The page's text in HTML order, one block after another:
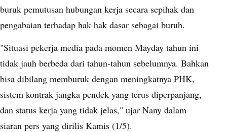
buruk pemutusan hubungan kerja secara sepihak dan
pengabaian terhadap hak-hak dasar sebagai buruh.
"Situasi pekerja media pada momen Mayday tahun ini
tidak jauh berbeda dari tahun-tahun sebelumnya. Bahkan
bisa dibilang memburuk dengan meningkatnya PHK,
sistem kontrak jangka pendek yang terus diperpanjang,
dan status kerja yang tidak jelas," ujar Nany dalam
siaran pers yang dirilis Kamis (1/5).